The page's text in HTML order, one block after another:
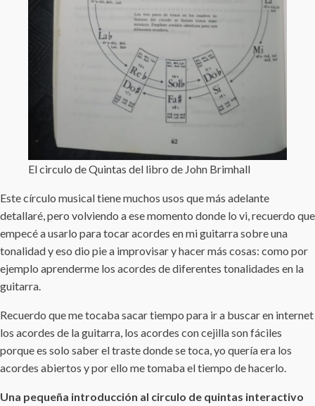
El circulo de Quintas del libro de John Brimhall
Este círculo musical tiene muchos usos que más adelante
detallaré, pero volviendo a ese momento donde lo vi, recuerdo que
empecé a usarlo para tocar acordes en mi guitarra sobre una
tonalidad y eso dio pie a improvisar y hacer más cosas: como por
ejemplo aprenderme los acordes de diferentes tonalidades en la
guitarra.
Recuerdo que me tocaba sacar tiempo para ir a buscar en internet
los acordes de la guitarra, los acordes con cejilla son fáciles
porque es solo saber el traste donde se toca, yo quería era los
acordes abiertos y por ello me tomaba el tiempo de hacerlo.
Una pequeña introducción al circulo de quintas interactivo